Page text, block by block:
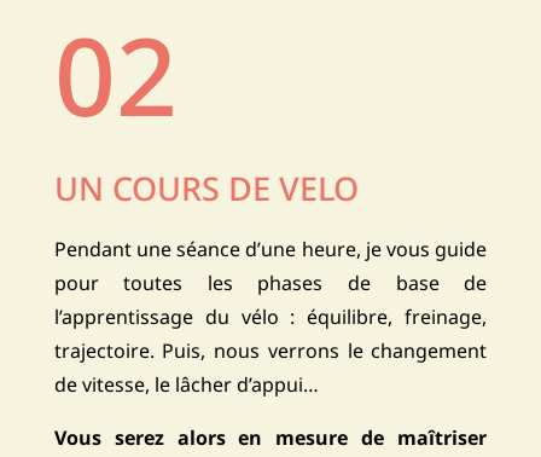
02
UN COURS DE VELO
Pendant une séance d’une heure, je vous guide
pour toutes les phases de base de
l’apprentissage du vélo : équilibre, freinage,
trajectoire. Puis, nous verrons le changement
de vitesse, le lâcher d’appui…
Vous serez alors en mesure de maîtriser